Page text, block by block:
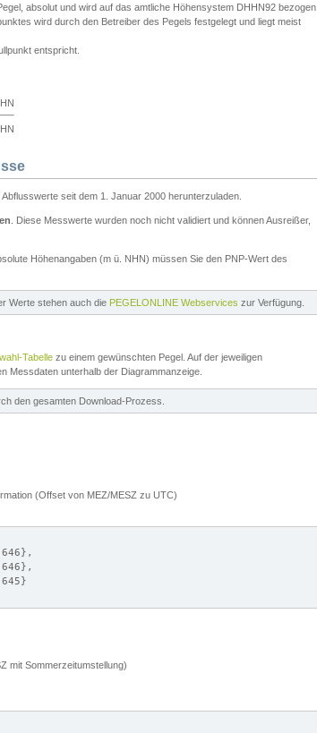
absolut und wird auf das amtliche Höhensystem DHHN92 bezogen
wird durch den Betreiber des Pegels festgelegt und liegt meist
entspricht.
seit dem 1. Januar 2000 herunterzuladen.
. Diese Messwerte wurden noch nicht validiert und können Ausreißer,
Höhenangaben (m ü. NHN) müssen Sie den PNP-Wert des
Werte stehen auch die PEGELONLINE Webservices zur Verfügung.
Tabelle zu einem gewünschten Pegel. Auf der jeweiligen
Messdaten unterhalb der Diagrammanzeige.
den gesamten Download-Prozess.
(Offset von MEZ/MESZ zu UTC)
mit Sommerzeitumstellung)